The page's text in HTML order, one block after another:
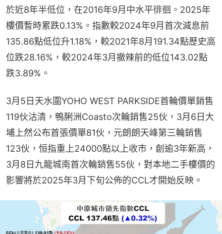
於近8年半低位，在2016年9月中水平徘徊。2025年
樓價暫時累跌0.13%。指數較2024年9月首次減息前
135.86點低位升1.18%，較2021年8月191.34點歷史高
位跌28.16%，較2024年3月撤辣前的低位143.02點
跌3.89%。
3月5日天水圍YOHO WEST PARKSIDE首輪價單銷售
119伙沽清，鴨脷洲Coasto次輪銷售25伙，3月6日大
埔上然公布首張價單81伙，元朗朗天峰第三輪銷售
123伙，恒指重上24000點以上收市，創逾3年新高，
3月8日九龍城南首次輪銷售55伙，對本地二手樓價的
影響將於2025年3月下旬公佈的CCL才開始反映。